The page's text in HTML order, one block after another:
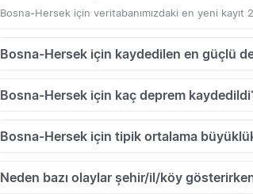
Bosna-Hersek için veritabanımızdaki en yeni
Bosna-Hersek için kaydedilen en güçlü
Bosna-Hersek için kaç deprem
Bosna-Hersek için tipik ortalama
Neden bazı olaylar şehir/il/köy